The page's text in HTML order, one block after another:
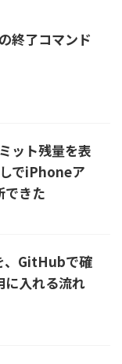
終了コマンド
ット残量を表
でiPhoneア
できた
、GitHubで確
に入れる流れ